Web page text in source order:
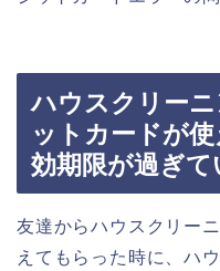
ハウスクリー
ットカードが
効期限が過ぎて
友達からハウスクリー
えてもらった時に、ハ